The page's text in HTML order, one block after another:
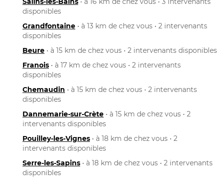
disponibles
Grandfontaine • à 13 km de chez vous • 2 intervenants
disponibles
Beure • à 15 km de chez vous • 2 intervenants disponibles
Franois • à 17 km de chez vous • 2 intervenants
disponibles
Chemaudin • à 15 km de chez vous • 2 intervenants
disponibles
Dannemarie-sur-Crète • à 15 km de chez vous • 2
intervenants disponibles
Pouilley-les-Vignes • à 18 km de chez vous • 2
intervenants disponibles
Serre-les-Sapins • à 18 km de chez vous • 2 intervenants
disponibles